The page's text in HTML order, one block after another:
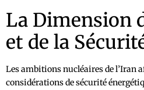
La Dimension
et de la
Les ambitions nucléaires de l’Iran
considérations de sécurité